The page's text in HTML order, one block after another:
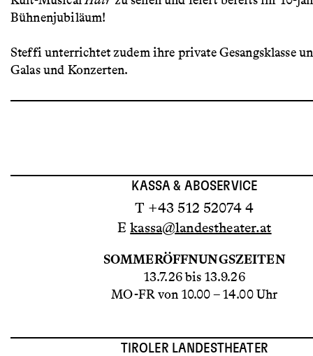
Bühnenjubiläum!
Steffi unterrichtet zudem ihre private Gesangsklasse
Galas und Konzerten.
KASSA & ABOSERVICE
T +43 512 52074 4
Ekassa@landestheater.at
SOMMERÖFFNUNGSZEITEN
13.7.26 bis 13.9.26
MO-FR von 10.00 – 14.00 Uhr
TIROLER LANDESTHEATER